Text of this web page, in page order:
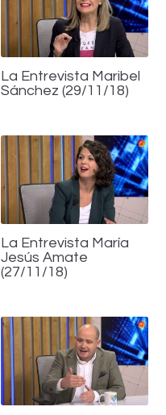
La Entrevista Maribel
Sánchez (29/11/18)
La Entrevista María
Jesús Amate
(27/11/18)